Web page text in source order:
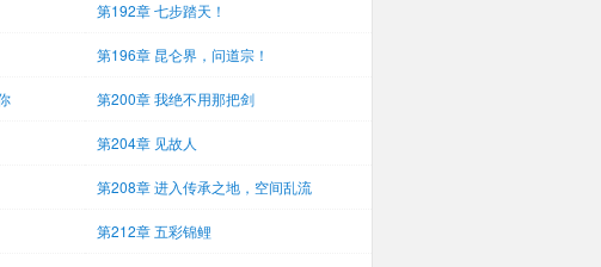
第192章 七步踏天！
第196章 昆仑界，问道宗！
第200章 我绝不用那把剑
第204章 见故人
第208章 进入传承之地，空间乱流
第212章 五彩锦鲤